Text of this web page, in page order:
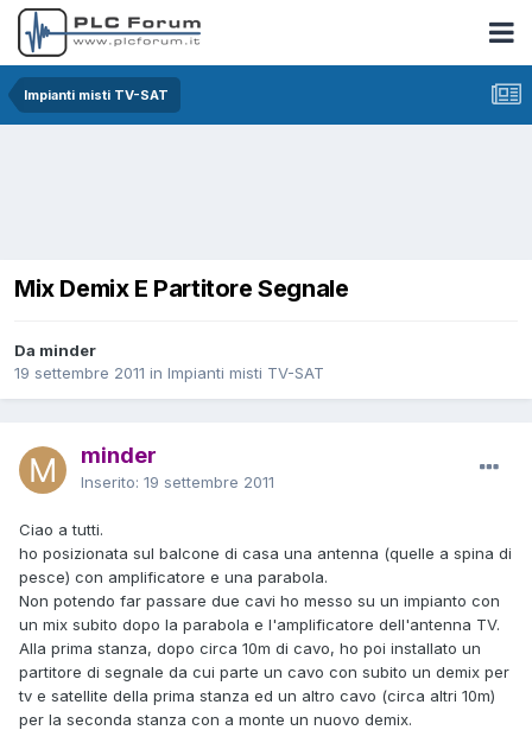
Impianti misti TV-SAT
Mix Demix E Partitore Segnale
Da minder
19 settembre 2011 in Impianti misti TV-SAT
minder
Inserito: 19 settembre 2011
Ciao a tutti.
ho posizionata sul balcone di casa una antenna (quelle a spina di
pesce) con amplificatore e una parabola.
Non potendo far passare due cavi ho messo su un impianto con
un mix subito dopo la parabola e l'amplificatore dell'antenna TV.
Alla prima stanza, dopo circa 10m di cavo, ho poi installato un
partitore di segnale da cui parte un cavo con subito un demix per
tv e satellite della prima stanza ed un altro cavo (circa altri 10m)
per la seconda stanza con a monte un nuovo demix.